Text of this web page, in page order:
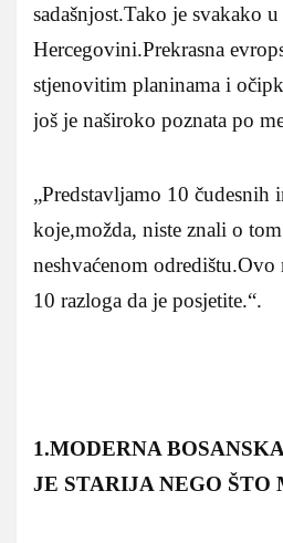
sadašnjost.Tako je svakako
Hercegovini.Prekrasna
stjenovitim planinama i
još je naširoko poznata po
„Predstavljamo 10 čudesnih
koje,možda, niste znali o
neshvaćenom
10 razloga da je posjetite.“.
1.MODERNA
JE STARIJA NEGO ŠTO